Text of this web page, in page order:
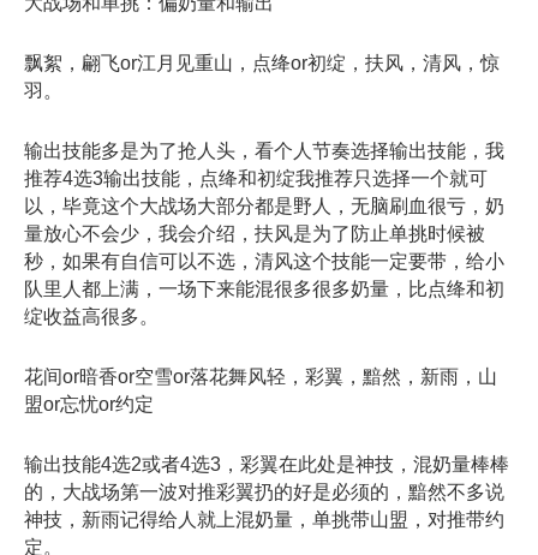
飘絮，翩飞or江月见重山，点绛or初绽，扶风，清风，惊
羽。
输出技能多是为了抢人头，看个人节奏选择输出技能，我
推荐4选3输出技能，点绛和初绽我推荐只选择一个就可
以，毕竟这个大战场大部分都是野人，无脑刷血很亏，奶
量放心不会少，我会介绍，扶风是为了防止单挑时候被
秒，如果有自信可以不选，清风这个技能一定要带，给小
队里人都上满，一场下来能混很多很多奶量，比点绛和初
绽收益高很多。
花间or暗香or空雪or落花舞风轻，彩翼，黯然，新雨，山
盟or忘忧or约定
输出技能4选2或者4选3，彩翼在此处是神技，混奶量棒棒
的，大战场第一波对推彩翼扔的好是必须的，黯然不多说
神技，新雨记得给人就上混奶量，单挑带山盟，对推带约
定。